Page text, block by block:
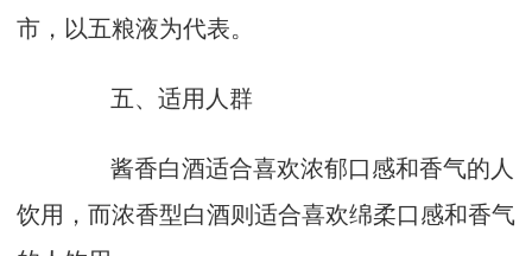
市，以五粮液为代表。
五、适用人群
酱香白酒适合喜欢浓郁口感和香气的人
饮用，而浓香型白酒则适合喜欢绵柔口感和香气